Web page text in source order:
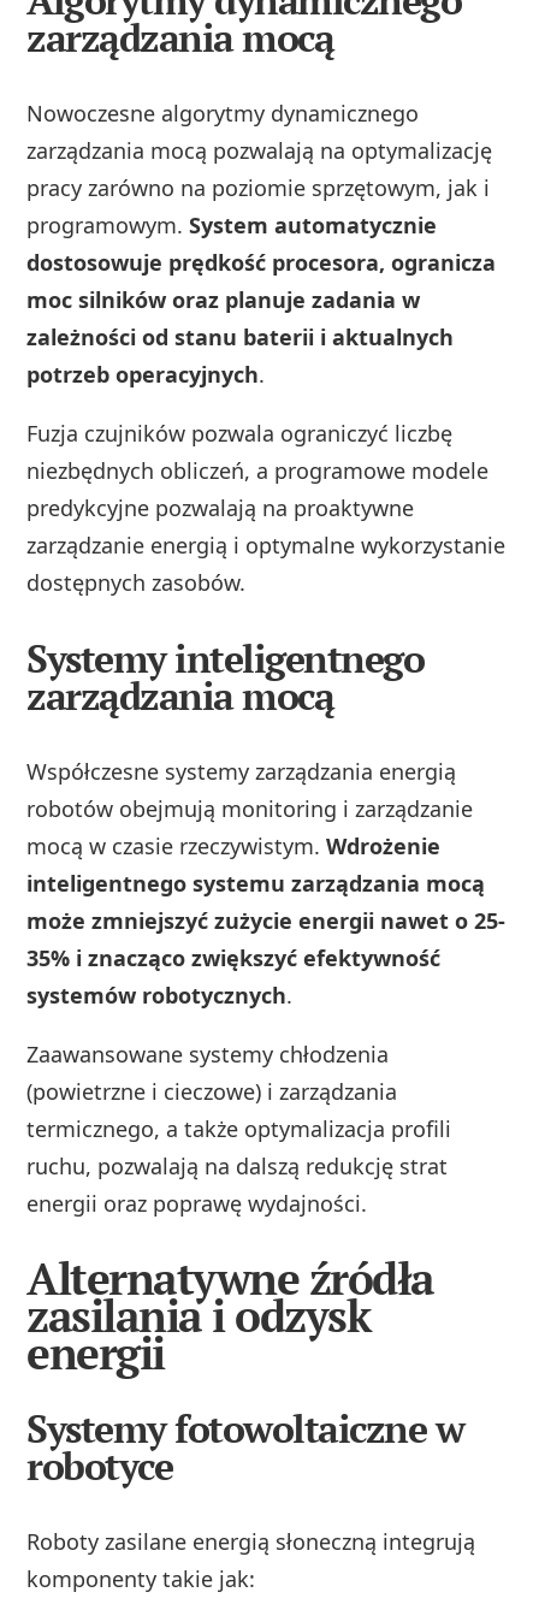
zarządzania mocą
Nowoczesne algorytmy dynamicznego
zarządzania mocą pozwalają na optymalizację
pracy zarówno na poziomie sprzętowym, jak i
programowym.System automatycznie
dostosowuje prędkość procesora, ogranicza
moc silników oraz planuje zadania w
zależności od stanu baterii i aktualnych
potrzeb operacyjnych.
Fuzja czujników pozwala ograniczyć liczbę
niezbędnych obliczeń, a programowe modele
predykcyjne pozwalają na proaktywne
zarządzanie energią i optymalne wykorzystanie
dostępnych zasobów.
Systemy inteligentnego
zarządzania mocą
Współczesne systemy zarządzania energią
robotów obejmują monitoring i zarządzanie
mocą w czasie rzeczywistym.Wdrożenie
inteligentnego systemu zarządzania mocą
może zmniejszyć zużycie energii nawet o 25-
35% i znacząco zwiększyć efektywność
systemów robotycznych.
Zaawansowane systemy chłodzenia
(powietrzne i cieczowe) i zarządzania
termicznego, a także optymalizacja profili
ruchu, pozwalają na dalszą redukcję strat
energii oraz poprawę wydajności.
Alternatywne źródła
zasilania i odzysk
energii
Systemy fotowoltaiczne w
robotyce
Roboty zasilane energią słoneczną integrują
komponenty takie jak: